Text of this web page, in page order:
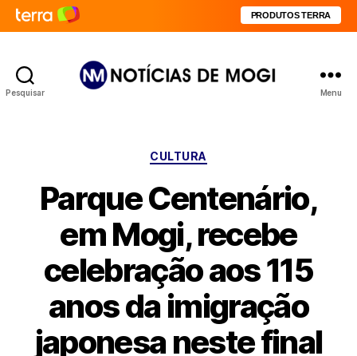
PRODUTOS TERRA
Pesquisar Menu
Categorias
CULTURA
Parque Centenário,
em Mogi, recebe
celebração aos 115
anos da imigração
japonesa neste final